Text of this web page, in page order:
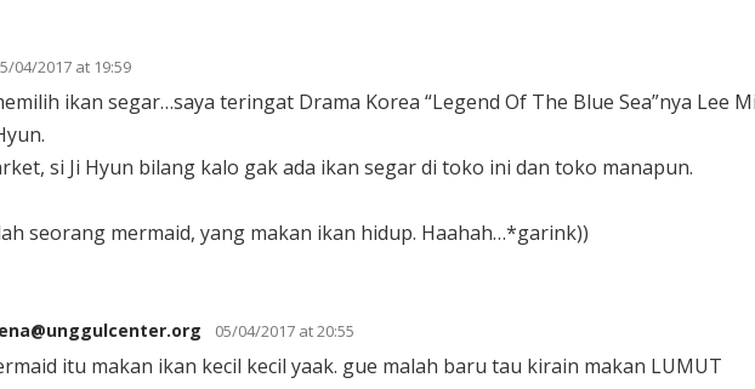
04/2017 at 19:59
ikan segar…saya teringat Drama Korea “Legend Of The Blue Sea”nya Lee
si Ji Hyun bilang kalo gak ada ikan segar di toko ini dan toko manapun.
seorang mermaid, yang makan ikan hidup. Haahah…*garink))
05/04/2017 at 20:55
itu makan ikan kecil kecil yaak. gue malah baru tau kirain makan LUMUT